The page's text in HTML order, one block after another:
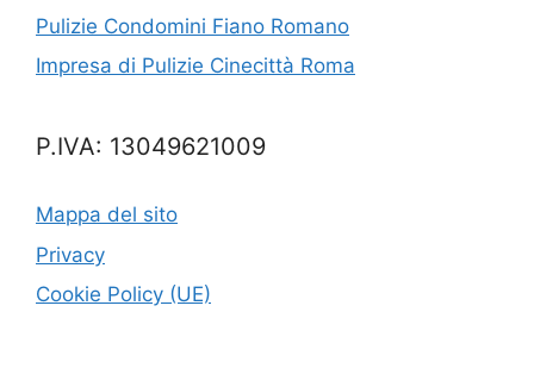
Pulizie Condomini Fiano Romano
Impresa di Pulizie Cinecittà Roma
P.IVA: 13049621009
Mappa del sito
Privacy
Cookie Policy (UE)